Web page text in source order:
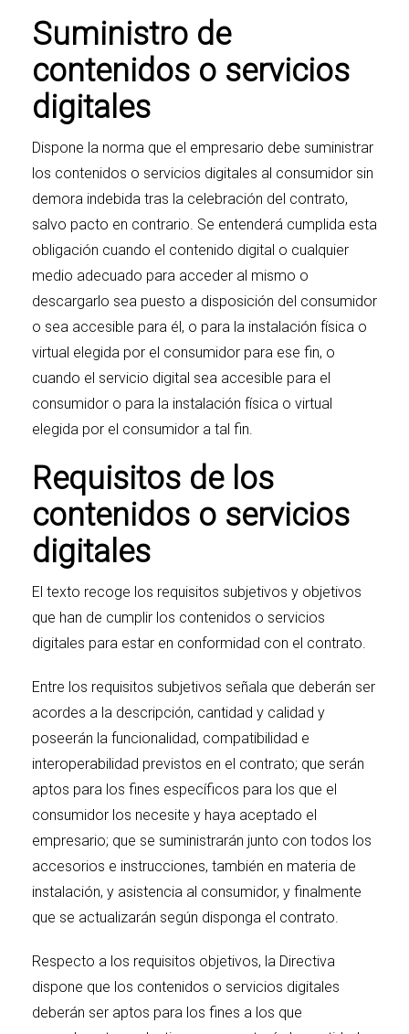
Suministro de
contenidos o servicios
digitales
Dispone la norma que el empresario debe suministrar
los contenidos o servicios digitales al consumidor sin
demora indebida tras la celebración del contrato,
salvo pacto en contrario. Se entenderá cumplida esta
obligación cuando el contenido digital o cualquier
medio adecuado para acceder al mismo o
descargarlo sea puesto a disposición del consumidor
o sea accesible para él, o para la instalación física o
virtual elegida por el consumidor para ese fin, o
cuando el servicio digital sea accesible para el
consumidor o para la instalación física o virtual
elegida por el consumidor a tal fin.
Requisitos de los
contenidos o servicios
digitales
El texto recoge los requisitos subjetivos y objetivos
que han de cumplir los contenidos o servicios
digitales para estar en conformidad con el contrato.
Entre los requisitos subjetivos señala que deberán ser
acordes a la descripción, cantidad y calidad y
poseerán la funcionalidad, compatibilidad e
interoperabilidad previstos en el contrato; que serán
aptos para los fines específicos para los que el
consumidor los necesite y haya aceptado el
empresario; que se suministrarán junto con todos los
accesorios e instrucciones, también en materia de
instalación, y asistencia al consumidor, y finalmente
que se actualizarán según disponga el contrato.
Respecto a los requisitos objetivos, la Directiva
dispone que los contenidos o servicios digitales
deberán ser aptos para los fines a los que